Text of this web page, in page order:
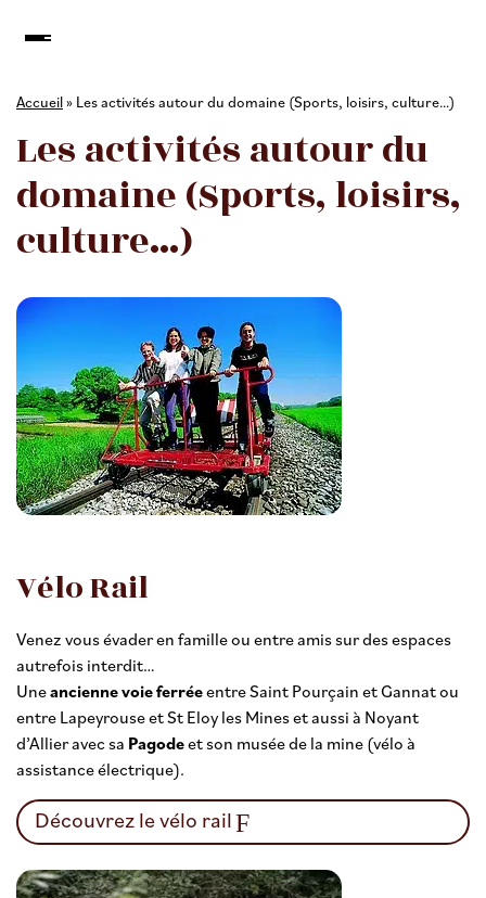
Accueil» Les activités autour du domaine (Sports, loisirs, culture…)
Les activités autour du
domaine (Sports, loisirs,
culture…)
Vélo Rail
Venez vous évader en famille ou entre amis sur des espaces
autrefois interdit…
Uneancienne voie ferréeentre Saint Pourçain et Gannat ou
entre Lapeyrouse et St Eloy les Mines et aussi à Noyant
d’Allier avec sa Pagodeet son musée de la mine (vélo à
assistance électrique).
Découvrez le vélo rail